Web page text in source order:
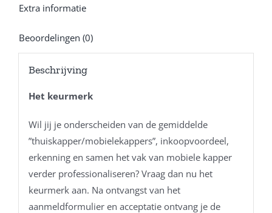
Extra informatie
Beoordelingen (0)
Beschrijving
Het keurmerk
Wil jij je onderscheiden van de gemiddelde
”thuiskapper/mobielekappers”, inkoopvoordeel,
erkenning en samen het vak van mobiele kapper
verder professionaliseren? Vraag dan nu het
keurmerk aan. Na ontvangst van het
aanmeldformulier en acceptatie ontvang je de